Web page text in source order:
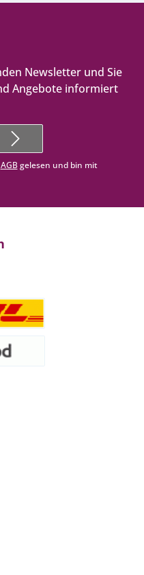
Newsletter und Sie
Angebote informiert
AGBgelesen und bin mit